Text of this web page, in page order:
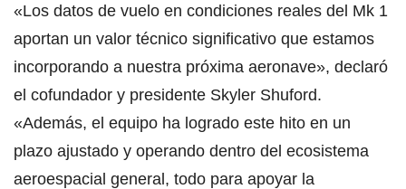
«Los datos de vuelo en condiciones reales del Mk 1
aportan un valor técnico significativo que estamos
incorporando a nuestra próxima aeronave», declaró
el cofundador y presidente Skyler Shuford.
«Además, el equipo ha logrado este hito en un
plazo ajustado y operando dentro del ecosistema
aeroespacial general, todo para apoyar la